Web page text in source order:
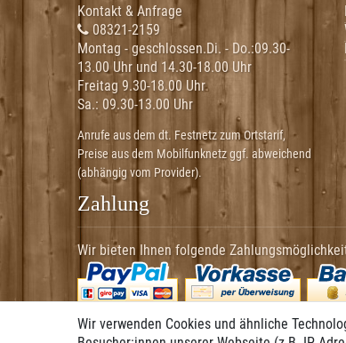
Wir verwenden Cookies und ähnliche
Kontakt & Anfrage
08321-2159
Montag - geschlossen.Di. - Do.:09.30-
13.00 Uhr und 14.30-18.00 Uhr
Freitag 9.30-18.00 Uhr
Sa.: 09.30-13.00 Uhr
Anrufe aus dem dt. Festnetz zum Ortstarif,
Preise aus dem Mobilfunknetz ggf. abweichend
(abhängig vom Provider).
Zahlung
Wir bieten Ihnen folgende